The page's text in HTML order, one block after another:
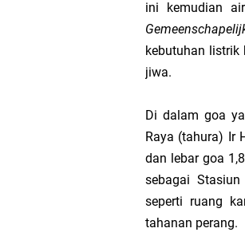
ini kemudian
kebutuhan
jiwa.
Di dalam goa
Raya (tahura) Ir
dan lebar goa
sebagai
seperti ruang
tahanan perang.